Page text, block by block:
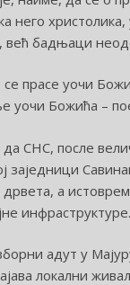
него
већ бадњаци
прасе уочи
уочи Божића –
да СНС, после
заједници
дрвета, а
инфраструктуре.
адут у
локални